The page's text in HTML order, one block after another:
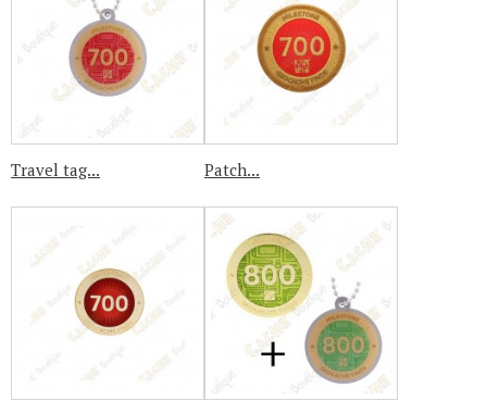
Travel tag... Patch...